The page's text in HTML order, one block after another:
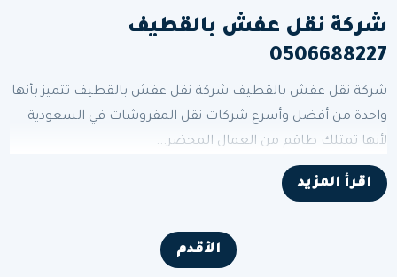
شركة نقل عفش بالقطيف
0506688227
شركة نقل عفش بالقطيف شركة نقل عفش بالقطيف تتميز بأنها
واحدة من أفضل وأسرع شركات نقل المفروشات في السعودية
لأنها تمتلك طاقم من العمال المخضر...
اقرأ المزيد
الأقدم